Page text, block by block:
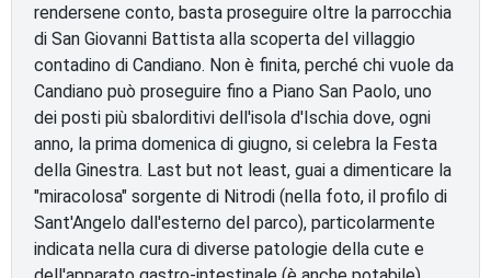
rendersene conto, basta proseguire oltre la parrocchia
di San Giovanni Battista alla scoperta del villaggio
contadino di Candiano. Non è finita, perché chi vuole da
Candiano può proseguire fino a Piano San Paolo, uno
dei posti più sbalorditivi dell'isola d'Ischia dove, ogni
anno, la prima domenica di giugno, si celebra la Festa
della Ginestra. Last but not least, guai a dimenticare la
"miracolosa" sorgente di Nitrodi (nella foto, il profilo di
Sant'Angelo dall'esterno del parco), particolarmente
indicata nella cura di diverse patologie della cute e